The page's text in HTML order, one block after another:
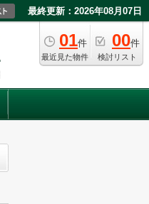
最終更新：2026年08月07日
01件
最近見た物件
00件
検討リスト